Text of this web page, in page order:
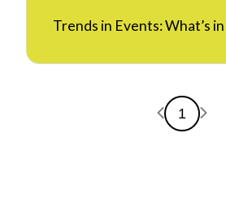
Trends in Events: What’s
Vorige
1